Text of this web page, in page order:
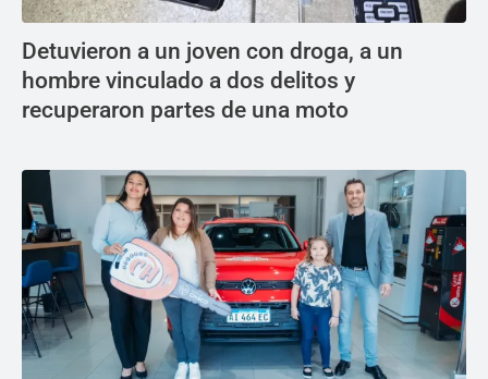
Detuvieron a un joven con droga, a un
hombre vinculado a dos delitos y
recuperaron partes de una moto